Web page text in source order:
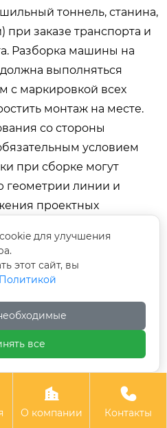
тоннель, станина,
заказе транспорта и
Разборка машины на
выполняться
с маркировкой всех
монтаж на месте.
со стороны
условием
при сборке могут
геометрии линии и
проектных
надежного
становится
Ярким примером
глубокий инженерный
является
компания
в
эта

О компании

Контакты
для улучшения
этот сайт, вы
Политикой
все